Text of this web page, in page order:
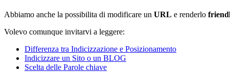
Abbiamo anche la possibilita di modificare un URL e renderlo
Volevo comunque invitarvi a leggere:
Differenza tra Indicizzazione e Posizionamento
Indicizzare un Sito o un BLOG
Scelta delle Parole chiave